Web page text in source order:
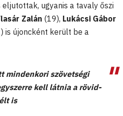
ugyanis a tavaly őszi
Zalán (19), Lukácsi Gábor
is újoncként került be a
mindenkori szövetségi
kell látnia a rövid-
is